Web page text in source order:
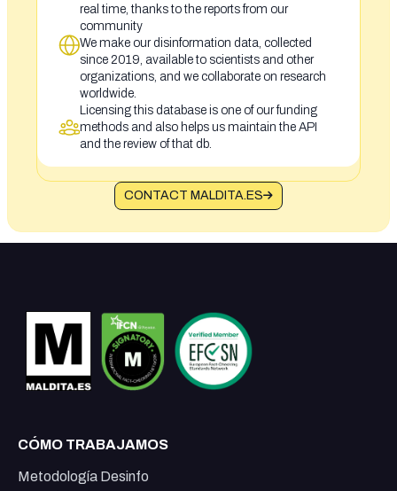
real time, thanks to the reports from our
community
We make our disinformation data, collected
since 2019, available to scientists and other
organizations, and we collaborate on research
worldwide.
Licensing this database is one of our funding
methods and also helps us maintain the API
and the review of that db.
CONTACT MALDITA.ES
CÓMO TRABAJAMOS
Metodología Desinfo